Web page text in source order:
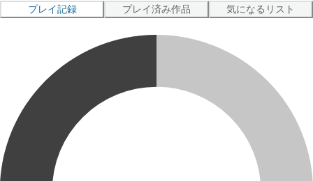
プレイ記録 プレイ済み作品 気になるリスト